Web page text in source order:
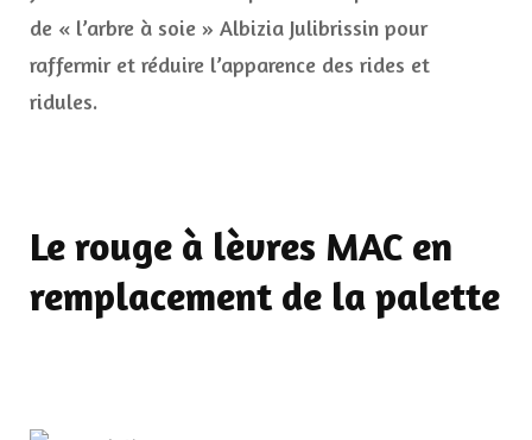
de « l’arbre à soie » Albizia Julibrissin pour
raffermir et réduire l’apparence des rides et
ridules.
Le rouge à lèvres MAC en
remplacement de la palette